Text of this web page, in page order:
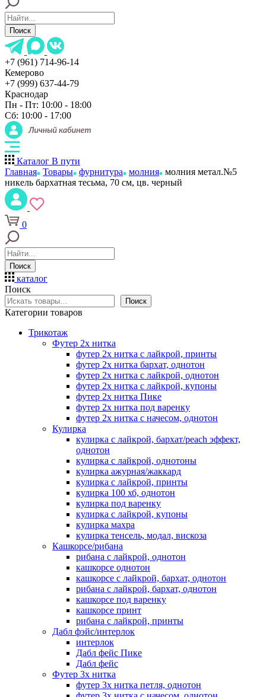
Поиск
+7 (961) 714-96-14
Кемерово
+7 (999) 637-44-79
Краснодар
Пн - Пт: 10:00 - 18:00
Сб: 10:00 - 17:00
Каталог В пути
Главная Товары фурнитура молния молния метал.№5
никель бархатная тесьма, 70 см, цв. черный
0
Поиск
каталог
Поиск
Поиск
Категории товаров
Трикотаж
Футер 2х нитка
футер 2х нитка с лайкрой, принты
футер 2х нитка бархат, однотон
футер 2х нитка с лайкрой, однотон
футер 2х нитка с лайкрой, купоны
футер 2х нитка Пике
футер 2х нитка под варенку
футер 2х нитка с начесом, однотон
Кулирка
кулирка с лайкрой, бархат/peach эффект,
однотон
кулирка с лайкрой, однотоны
кулирка ажурная/жаккард
кулирка с лайкрой, принты
кулирка 100 хб, однотон
кулирка под варенку
кулирка с лайкрой, купоны
кулирка махра
кулирка тенсель, модал, вискоза
Кашкорсе/рибана
рибана с лайкрой, однотон
кашкорсе однотон
кашкорсе с лайкрой, бархат, однотон
рибана с лайкрой, бархат, однотон
кашкорсе под варенку
кашкорсе принт
рибана с лайкрой, принты
Дабл фэйс/интерлок
интерлок
Дабл фейс Пике
Дабл фейс
Футер 3х нитка
футер 3х нитка петля, однотон